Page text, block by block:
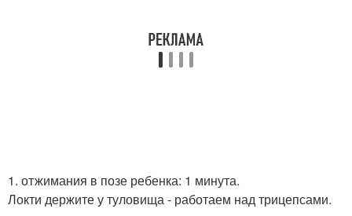
1. отжимания в позе ребенка: 1 минута.
Локти держите у туловища - работаем над трицепсами.